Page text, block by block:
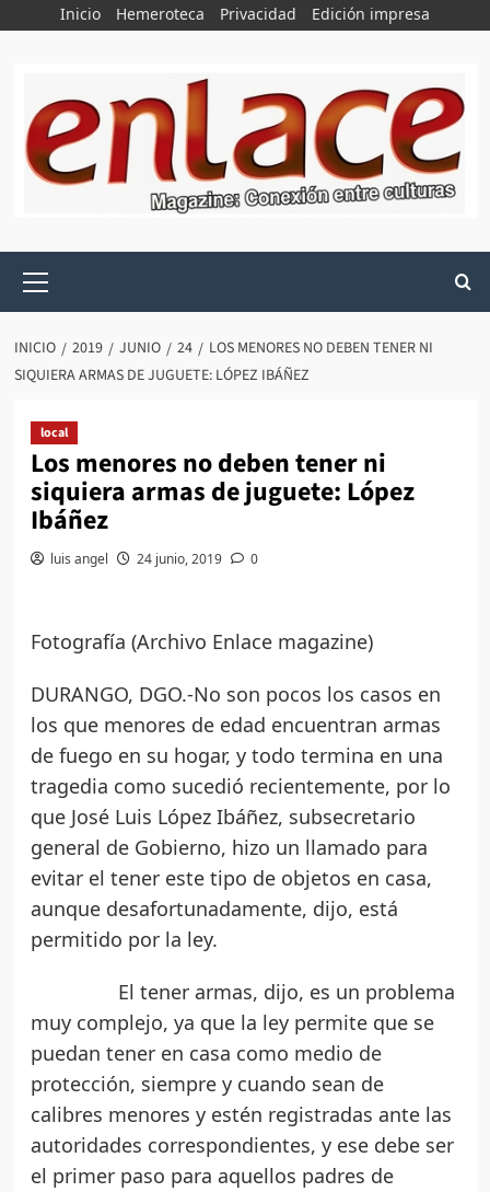
Inicio Hemeroteca Privacidad Edición impresa
principal
INICIO 2019 JUNIO 24
LOS MENORES NO DEBEN TENER NI
SIQUIERA ARMAS DE JUGUETE: LÓPEZ IBÁÑEZ
local
Los menores no deben tener ni
siquiera armas de juguete: López
Ibáñez
luis angel 24 junio, 2019 0
Fotografía (Archivo Enlace magazine)
DURANGO, DGO.-No son pocos los casos en
los que menores de edad encuentran armas
de fuego en su hogar, y todo termina en una
tragedia como sucedió recientemente, por lo
que José Luis López Ibáñez, subsecretario
general de Gobierno, hizo un llamado para
evitar el tener este tipo de objetos en casa,
aunque desafortunadamente, dijo, está
permitido por la ley.
El tener armas, dijo, es un problema
muy complejo, ya que la ley permite que se
puedan tener en casa como medio de
protección, siempre y cuando sean de
calibres menores y estén registradas ante las
autoridades correspondientes, y ese debe ser
el primer paso para aquellos padres de